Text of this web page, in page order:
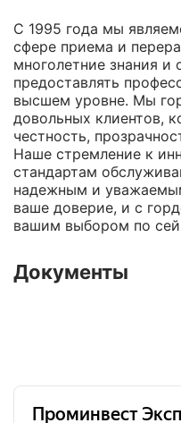
С 1995 года мы
сфере приема и
многолетние знания и
предоставлять
высшем уровне. Мы
довольных клиентов,
честность,
Наше стремление к
стандартам
надежным и
ваше доверие, и с
вашим выбором по сей
Документы